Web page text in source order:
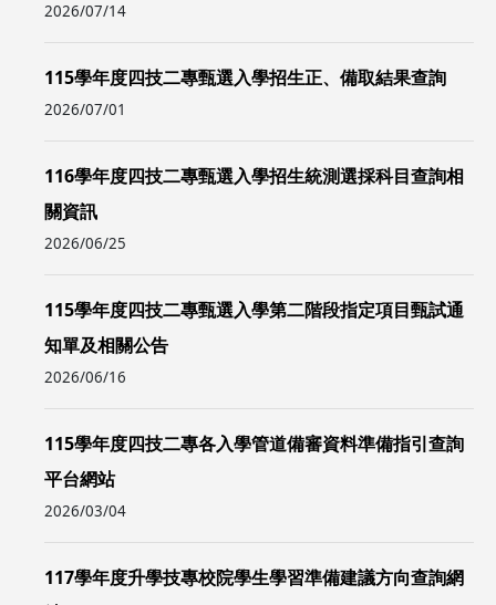
2026/07/14
115學年度四技二專甄選入學招生正、備取結果查詢
2026/07/01
116學年度四技二專甄選入學招生統測選採科目查詢相
關資訊
2026/06/25
115學年度四技二專甄選入學第二階段指定項目甄試通
知單及相關公告
2026/06/16
115學年度四技二專各入學管道備審資料準備指引查詢
平台網站
2026/03/04
117學年度升學技專校院學生學習準備建議方向查詢網